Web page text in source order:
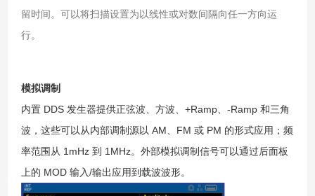
留时间。可以将扫描设置为以线性或对数间隔向任一方向运
行。
模拟调制
内置 DDS 发生器提供正弦波、方波、+Ramp、-Ramp 和三角
波，这些可以从内部调制源以 AM、FM 或 PM 的形式应用；频
率范围从 1mHz 到 1MHz。外部模拟调制信号可以通过后面板
上的 MOD 输入/输出应用到载波波形。